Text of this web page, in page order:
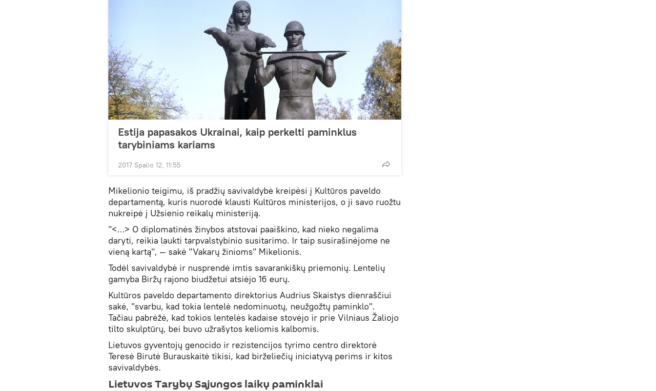
Estija papasakos Ukrainai, kaip perkelti paminklus
tarybiniams kariams
2017 Spalio 12, 11:55
Mikelionio teigimu, iš pradžių savivaldybė kreipėsi į Kultūros paveldo
departamentą, kuris nuorodė klausti Kultūros ministerijos, o ji savo ruožtu
nukreipė į Užsienio reikalų ministeriją.
"<…> O diplomatinės žinybos atstovai paaiškino, kad nieko negalima
daryti, reikia laukti tarpvalstybinio susitarimo. Ir taip susirašinėjome ne
vieną kartą", — sakė "Vakarų žinioms" Mikelionis.
Todėl savivaldybė ir nusprendė imtis savarankiškų priemonių. Lentelių
gamyba Biržų rajono biudžetui atsiėjo 16 eurų.
Kultūros paveldo departamento direktorius Audrius Skaistys dienraščiui
sakė, "svarbu, kad tokia lentelė nedominuotų, neužgožtų paminklo".
Tačiau pabrėžė, kad tokios lentelės kadaise stovėjo ir prie Vilniaus Žaliojo
tilto skulptūrų, bei buvo užrašytos keliomis kalbomis.
Lietuvos gyventojų genocido ir rezistencijos tyrimo centro direktorė
Teresė Birutė Burauskaitė tikisi, kad birželiečių iniciatyvą perims ir kitos
savivaldybės.
Lietuvos Tarybų Sąjungos laikų paminklai